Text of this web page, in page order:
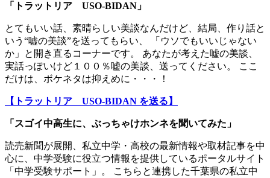
「トラットリア USO-BIDAN」
とてもいい話、素晴らしい美談なんだけど、結局、作り話と
いう“嘘の美談”を送ってもらい、 「ウソでもいいじゃない
か」と開き直るコーナーです。 あなたが考えた嘘の美談、
実話っぽいけど１００％嘘の美談、送ってください。 ここ
だけは、ボケネタは抑えめに・・・！
【トラットリア USO-BIDAN を送る】
「スゴイ中高生に、ぶっちゃけホンネを聞いてみた」
読売新聞が展開、私立中学・高校の最新情報や取材記事を中
心に、中学受験に役立つ情報を提供しているポータルサイト
「中学受験サポート」。 こちらと連携した千葉県の私立中